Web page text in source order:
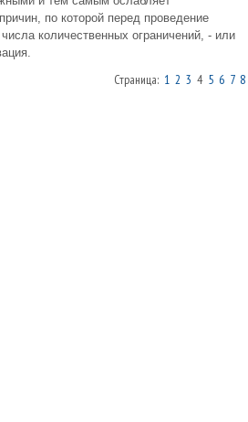
по которой перед проведение
количественных ограничений, - или
Страница: 1 2 3 4 5 6 7 8